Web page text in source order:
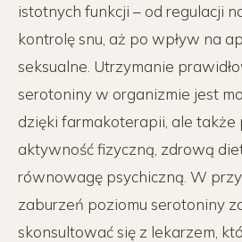
istotnych funkcji – od regulacji
kontrolę snu, aż po wpływ na
seksualne. Utrzymanie
serotoniny w organizmie jest
dzięki farmakoterapii, ale
aktywność fizyczną, zdrową
równowagę psychiczną. W
zaburzeń poziomu serotoniny
skonsultować się z lekarzem,